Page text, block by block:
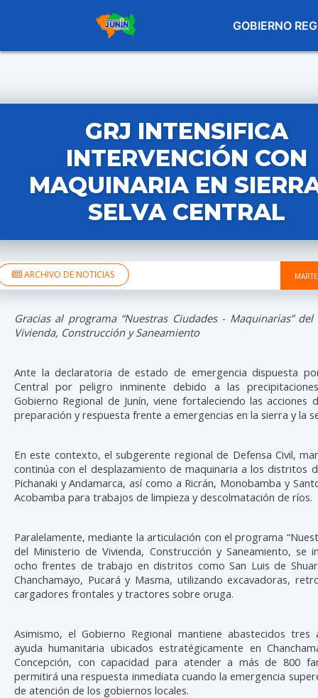
GOBIERNO
GRJ INTENSIFICA
INTERVENCIÓN CON
MAQUINARIA EN
SELVA CENTRAL
ARCHIVO DE NOTICIAS
Gracias al programa “Nuestras Ciudades - Maquinarias”
Vivienda, Construcción y Saneamiento
Ante la declaratoria de estado de emergencia dispuesta
Central por peligro inminente debido a las
Gobierno Regional de Junín, viene fortaleciendo las acciones
preparación y respuesta frente a emergencias en la sierra y la
En este contexto, el subgerente regional de Defensa Civil,
continúa con el desplazamiento de maquinaria a los distritos
Pichanaki y Andamarca, así como a Ricrán, Monobamba y
Acobamba para trabajos de limpieza y descolmatación de ríos.
Paralelamente, mediante la articulación con el programa
del Ministerio de Vivienda, Construcción y Saneamiento, se
ocho frentes de trabajo en distritos como San Luis de
Chanchamayo, Pucará y Masma, utilizando excavadoras,
cargadores frontales y tractores sobre oruga.
Asimismo, el Gobierno Regional mantiene abastecidos tres
ayuda humanitaria ubicados estratégicamente en
Concepción, con capacidad para atender a más de 800
permitirá una respuesta inmediata cuando la emergencia
de atención de los gobiernos locales.